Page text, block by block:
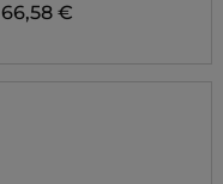
66,58 €